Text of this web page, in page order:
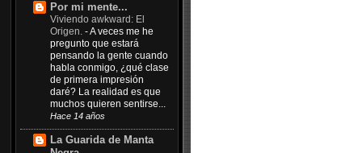
Por mi mente...
Viviendo awkward: El
Origen. -A veces me he
pregunto que estará
pensando la gente cuando
habla conmigo, ¿qué clase
de primera impresión
daré? La realidad es que
muchos quieren sentirse...
Hace 14 años
La Guarida de Manta